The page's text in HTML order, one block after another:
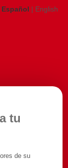
Español | English
tu
de su